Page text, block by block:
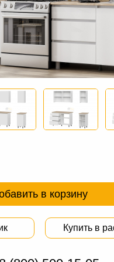
в корзину
Купить в